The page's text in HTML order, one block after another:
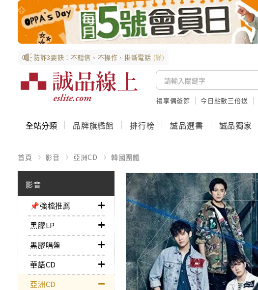
防詐3要訣：不聽信、不操作、掛斷電話 (詳)
禮享偶爸節 今日點數三倍送
全站分類 品牌旗艦館 排行榜 誠品選書 誠品獨家
首頁 影音 亞洲CD 韓國團體
影音
📌強檔推薦
黑膠LP
黑膠唱盤
華語CD
亞洲CD